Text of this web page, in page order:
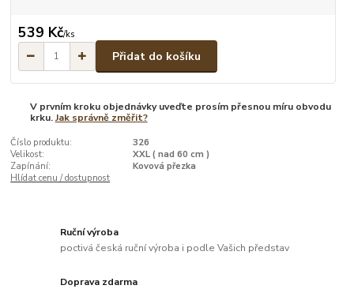
539 Kč/ks
Přidat do košíku
V prvním kroku objednávky uveďte prosím přesnou míru obvodu
krku.Jak správně změřit?
Číslo produktu:
326
Velikost:
XXL ( nad 60 cm )
Zapínání:
Kovová přezka
Hlídat cenu / dostupnost
Ruční výroba
poctivá česká ruční výroba i podle Vašich představ
Doprava zdarma